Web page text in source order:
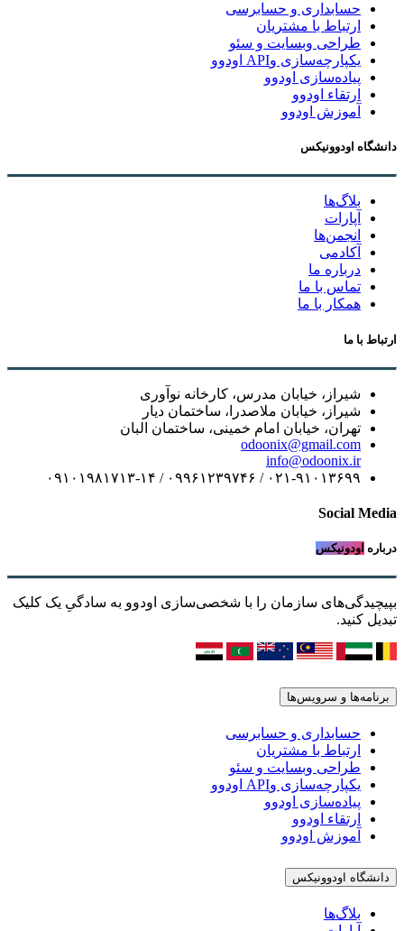
حسابداری و حسابرسی
ارتباط با مشتریان
طراحی وبسایت و سئو
یکپارچه‌سازی وAPI اودوو
پیاده‌سازی اودوو
ارتقاء اودوو
آموزش اودوو
دانشگاه اودوونیکس
بلاگ‌ها
آپارات
انجمن‌ها
آکادمی
درباره ما
تماس با ما
همکار با ما
ارتباط با ما
شیراز، خیابان مدرس، کارخانه نوآوری
شیراز، خیابان ملاصدرا، ساختمان دیار
تهران، خیابان امام خمینی، ساختمان البان
odoonix@gmail.com
info@odoonix.ir
۰۲۱-۹۱۰۱۳۶۹۹ / ۰۹۹۶۱۲۳۹۷۴۶ / ۰۹۱۰۱۹۸۱۷۱۳-۱۴
Social Media
درباره اودونیکس
بپیچیدگی‌های سازمان را با شخصی‌سازی اودوو به سادگیِ یک کلیک
تبدیل کنید.
برنامه‌ها و سرویس‌ها
حسابداری و حسابرسی
ارتباط با مشتریان
طراحی وبسایت و سئو
یکپارچه‌سازی وAPI اودوو
پیاده‌سازی اودوو
ارتقاء اودوو
آموزش اودوو
دانشگاه اودوونیکس
بلاگ‌ها